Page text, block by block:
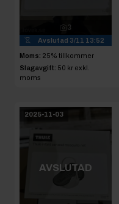
3
Avslutad 3/11 13:52
Moms: 25% tillkommer
Slagavgift: 50 kr exkl.
moms
2025-11-03
AVSLUTAD